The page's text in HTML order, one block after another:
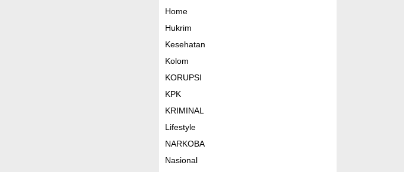
Home
Hukrim
Kesehatan
Kolom
KORUPSI
KPK
KRIMINAL
Lifestyle
NARKOBA
Nasional